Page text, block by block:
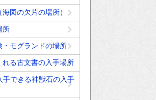
図の欠片の場所）
所
・モグランドの場所
れる古文書の入手場所
手できる神獣石の入手